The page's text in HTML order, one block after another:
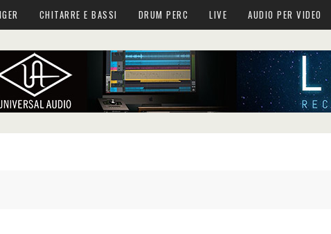
CHITARRE E BASSI DRUM PERC LIVE AUDIO PER VIDEO